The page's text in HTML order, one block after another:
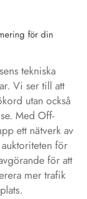
för din
tekniska
Vi ser till att
utan också
Med Off-
ett nätverk av
för
för att
mer trafik